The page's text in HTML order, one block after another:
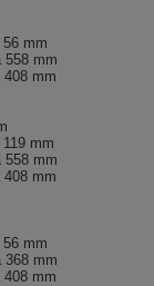
mm
558 mm
408 mm
mm
558 mm
408 mm
mm
368 mm
408 mm